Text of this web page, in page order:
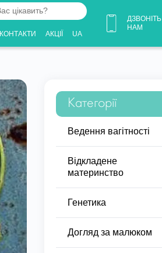
КОНТАКТИ АКЦІЇ UA
ДЗВОНІТЬ
НАМ
Категорії
Ведення вагітності
Відкладене
материнство
Генетика
Догляд за малюком